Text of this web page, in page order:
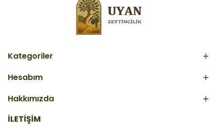
Kategoriler
Hesabım
Hakkımızda
İLETİŞİM